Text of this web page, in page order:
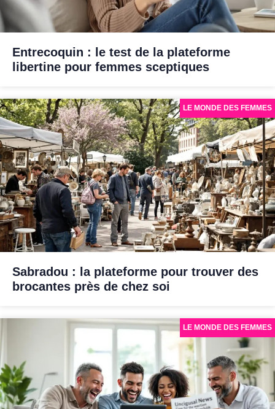
Entrecoquin : le test de la plateforme
libertine pour femmes sceptiques
Sabradou : la plateforme pour trouver des
brocantes près de chez soi
LE MONDE DES FEMMES
LE MONDE DES FEMMES